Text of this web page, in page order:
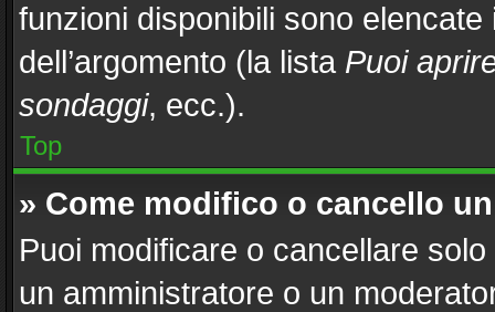
funzioni disponibili sono
dell’argomento (la lista Puoi
sondaggi, ecc.).
Top
» Come modifico o cancello
Puoi modificare o cancellare
un amministratore o un